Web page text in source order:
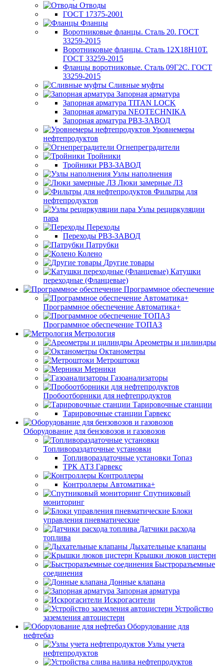
Отводы
ГОСТ 17375-2001
Фланцы
Воротниковые фланцы. Сталь 20. ГОСТ
33259-2015
Воротниковые фланцы. Сталь 12Х18Н10Т.
ГОСТ 33259-2015
Фланцы воротниковые. Сталь 09Г2С. ГОСТ
33259-2015
Сливные муфты
Запорная арматура
Запорная арматура TITAN LOCK
Запорная арматура NEOTECHNIKA
Запорная арматура РВЗ-ЗАВОД
Уровнемеры
нефтепродуктов
Огнепреградители
Тройники
Тройники РВЗ-ЗАВОД
Узлы наполнения
Люки замерные ЛЗ
Фильтры для
нефтепродуктов
Узлы рециркуляции
пара
Переходы
Переходы РВЗ-ЗАВОД
Патрубки
Колено
Другие товары
Катушки
переходные (Фланцевые)
Программное обеспечение
Программное обеспечение Автоматика+
Программное обеспечение ТОПАЗ
Метрология
Ареометры и цилиндры
Октанометры
Метроштоки
Мерники
Газоанализаторы
Пробоотборники для нефтепродуктов
Тарировочные станции
Тарировочные станции Гарвекс
Оборудование для бензовозов и газовозов
Топливораздаточные установки
Топливораздаточные установки Топаз
ТРК АТЗ Гарвекс
Контроллеры
Контроллеры Автоматика+
Спутниковый
мониторинг
Блоки
управления пневматические
Датчики расхода
топлива
Дыхательные клапаны
Крышки люков цистерн
Быстроразъемные
соединения
Донные клапана
Запорная арматура
Искрогасители
Устройство
заземления автоцистерн
Оборудование для
нефтебаз
Узлы учета
нефтепродуктов